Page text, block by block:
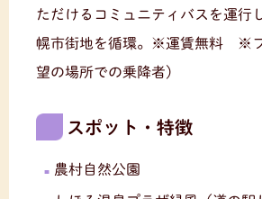
ただけるコミュニティバスを運行
幌市街地を循環。※運賃無料 ※
望の場所での乗降者)
スポット・特徴
農村自然公園